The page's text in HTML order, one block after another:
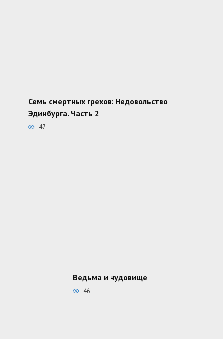
Семь смертных грехов: Недовольство
Эдинбурга. Часть 2
47
Ведьма и чудовище
46